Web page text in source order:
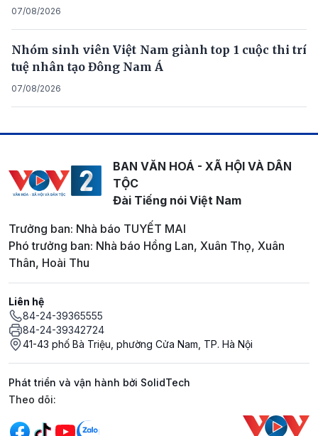
07/08/2026
Nhóm sinh viên Việt Nam giành top 1 cuộc thi trí
tuệ nhân tạo Đông Nam Á
07/08/2026
BAN VĂN HOÁ - XÃ HỘI VÀ DÂN
TỘC
Đài Tiếng nói Việt Nam
Trưởng ban: Nhà báo TUYẾT MAI
Phó trưởng ban: Nhà báo Hồng Lan, Xuân Thọ, Xuân
Thân, Hoài Thu
Liên hệ
84-24-39365555
84-24-39342724
41-43 phố Bà Triệu, phường Cửa Nam, TP. Hà Nội
Phát triển và vận hành bởi SolidTech
Mạng xã hội
Theo dõi: